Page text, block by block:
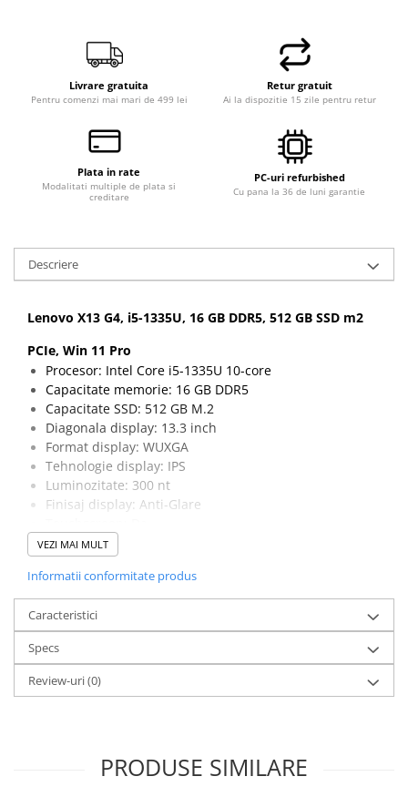
Livrare gratuita
Pentru comenzi mai mari de 499 lei
Retur gratuit
Ai la dispozitie 15 zile pentru retur
Plata in rate
Modalitati multiple de plata si
creditare
PC-uri refurbished
Cu pana la 36 de luni garantie
Descriere
Lenovo X13 G4, i5-1335U, 16 GB DDR5, 512 GB SSD m2
PCIe, Win 11 Pro
Procesor: Intel Core i5-1335U 10-core
Capacitate memorie: 16 GB DDR5
Capacitate SSD: 512 GB M.2
Diagonala display: 13.3 inch
Format display: WUXGA
Tehnologie display: IPS
Luminozitate: 300 nt
Finisaj display: Anti-Glare
Rezolutie: 1920 x 1200
Porturi: 1 x Audio Out/Microfon, 2 x USB 3.2 Type A
Gen 1, 2 x Thunderbolt V4, 1 x HDMI
Wireless: 802.11 ax 2x2
Versiune Bluetooth: 5.3
Camera WEB: Full HD
Tastatura: US
Audio: Difuzoare stereo
Tehnologii audio: Dolby Audio Premium
VEZI MAI MULT
Informatii conformitate produs
Caracteristici
Specs
Review-uri(0)
PRODUSE SIMILARE